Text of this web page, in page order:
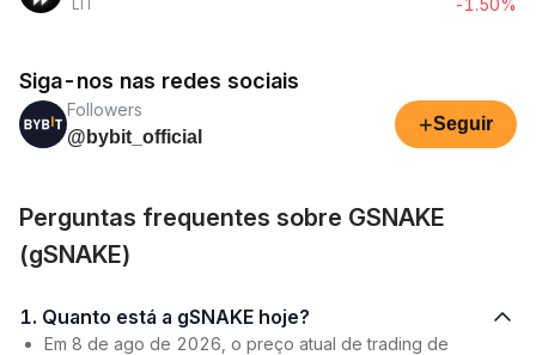
LIT
-1.50%
Siga-nos nas redes sociais
Followers
@bybit_official
+Seguir
Perguntas frequentes sobre GSNAKE
(gSNAKE)
1. Quanto está a gSNAKE hoje?
Em 8 de ago de 2026, o preço atual de trading de